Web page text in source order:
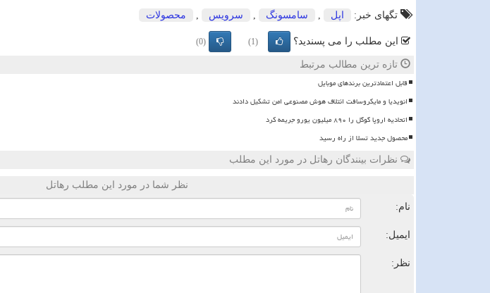
تگهای خبر: اپل سامسونگ سرویس محصولات
این مطلب را می پسندید؟ (1)
(0)
تازه ترین مطالب مرتبط
قابل اعتمادترین برندهای موبایل
انویدیا و مایکروسافت ائتلاف هوش مصنوعی امن تشکیل دادند
اتحادیه اروپا گوگل را ۸۹۰ میلیون یورو جریمه کرد
محصول جدید تسلا از راه رسید
نظرات بینندگان رهاتل در مورد این مطلب
نظر شما در مورد این مطلب رهاتل
نام:
ایمیل:
نظر: